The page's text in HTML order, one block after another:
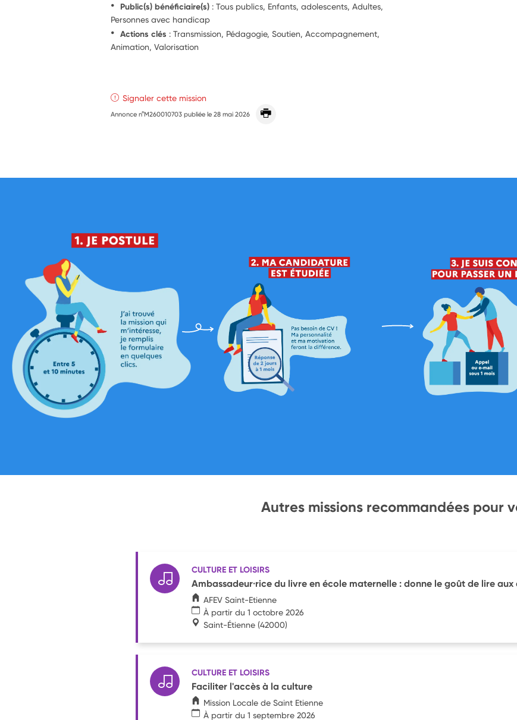
Public(s) bénéficiaire(s) : Tous publics, Enfants, adolescents, Adultes,
Personnes avec handicap
Actions clés : Transmission, Pédagogie, Soutien, Accompagnement,
Animation, Valorisation
Signaler cette mission
Annonce n°M260010703 publiée le28 mai 2026
Autres missions recommandées pour
CULTURE ET LOISIRS
Ambassadeur·rice du livre en école maternelle : donne le goût de lire aux
AFEV Saint-Etienne
À partir du 1 octobre 2026
Saint-Étienne (42000)
CULTURE ET LOISIRS
Faciliter l'accès à la culture
Mission Locale de Saint Etienne
À partir du 1 septembre 2026